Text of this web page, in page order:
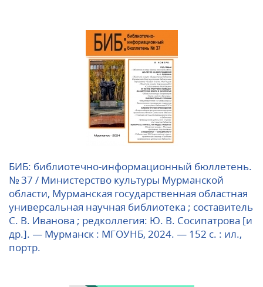
БИБ: библиотечно-информационный бюллетень.
№ 37 / Министерство культуры Мурманской
области, Мурманская государственная областная
универсальная научная библиотека ; составитель
С. В. Иванова ; редколлегия: Ю. В. Сосипатрова [и
др.]. — Мурманск : МГОУНБ, 2024. — 152 с. : ил.,
портр.